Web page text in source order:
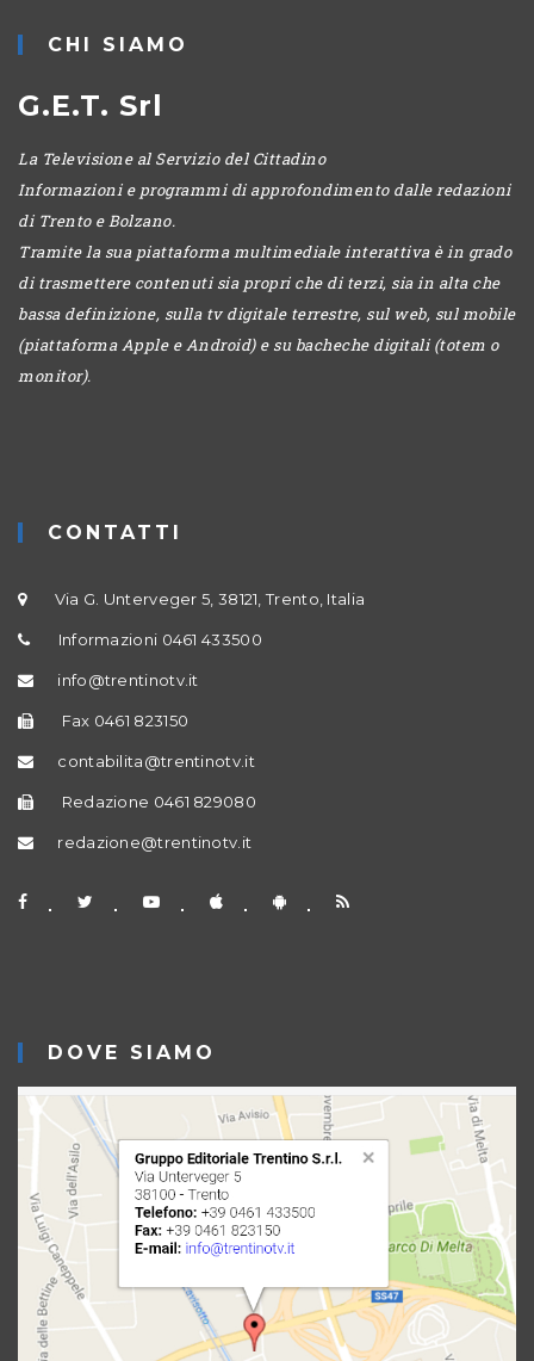
CHI SIAMO
G.E.T. Srl
La Televisione al Servizio del Cittadino
Informazioni e programmi di approfondimento dalle redazioni
di Trento e Bolzano.
Tramite la sua piattaforma multimediale interattiva è in grado
di trasmettere contenuti sia propri che di terzi, sia in alta che
bassa definizione, sulla tv digitale terrestre, sul web, sul mobile
(piattaforma Apple e Android) e su bacheche digitali (totem o
monitor).
CONTATTI
Via G. Unterveger 5, 38121, Trento, Italia
Informazioni 0461 433500
info@trentinotv.it
Fax 0461 823150
contabilita@trentinotv.it
Redazione 0461 829080
redazione@trentinotv.it
DOVE SIAMO